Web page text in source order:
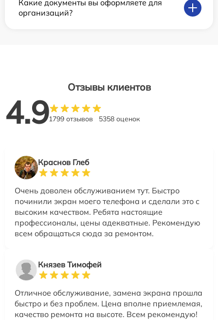
Какие документы вы оформляете для
организаций?
Отзывы клиентов
4.91799 отзывов 5358 оценок
Краснов Глеб
Очень доволен обслуживанием тут. Быстро
починили экран моего телефона и сделали это с
высоким качеством. Ребята настоящие
профессионалы, цены адекватные. Рекомендую
всем обращаться сюда за ремонтом.
Князев Тимофей
Отличное обслуживание, замена экрана прошла
быстро и без проблем. Цена вполне приемлемая,
качество ремонта на высоте. Всем рекомендую!